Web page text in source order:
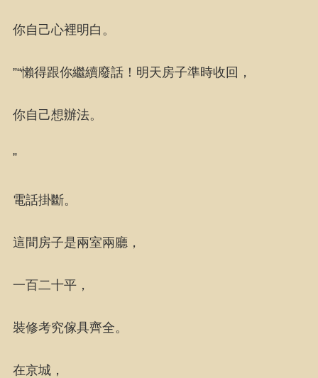
你自己心裡明白。
”“懶得跟你繼續廢話！明天房子準時收回，
你自己想辦法。
”
電話掛斷。
這間房子是兩室兩廳，
一百二十平，
裝修考究傢具齊全。
在京城，